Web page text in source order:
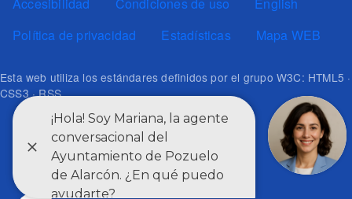
Accesibilidad Condiciones de uso
English
Política de privacidad
Estadísticas Mapa WEB
Esta web utiliza los estándares definidos por el grupo W3C: HTML5 ·
CSS3 · RSS